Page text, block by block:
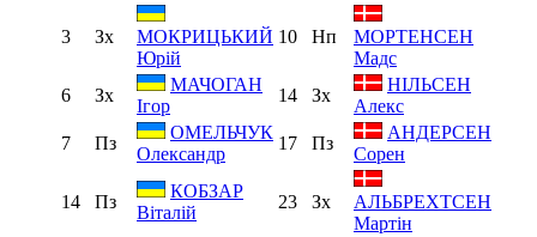
3 Зх
МОКРИЦЬКИЙ
Юрій
10 Нп
МОРТЕНСЕН
Мадс
6
Зх
МАЧОГАН
Ігор
14 Зх
НІЛЬСЕН
Алекс
7
Пз
ОМЕЛЬЧУК
Олександр
17 Пз
АНДЕРСЕН
Сорен
14 Пз
КОБЗАР
Віталій
23 Зх
АЛЬБРЕХТСЕН
Мартін